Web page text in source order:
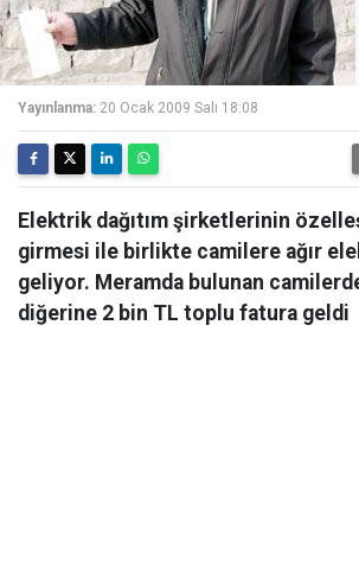
Yayınlanma: 20 Ocak 2009 Salı 18:08
Elektrik dağıtım şirketlerinin
girmesi ile birlikte camilere ağır
geliyor. Meramda bulunan
diğerine 2 bin TL toplu fatura geldi